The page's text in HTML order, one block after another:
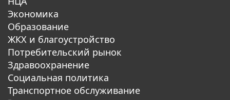
Экономика
Образование
ЖКХ и благоустройство
Потребительский рынок
Здравоохранение
Социальная политика
Транспортное обслуживание